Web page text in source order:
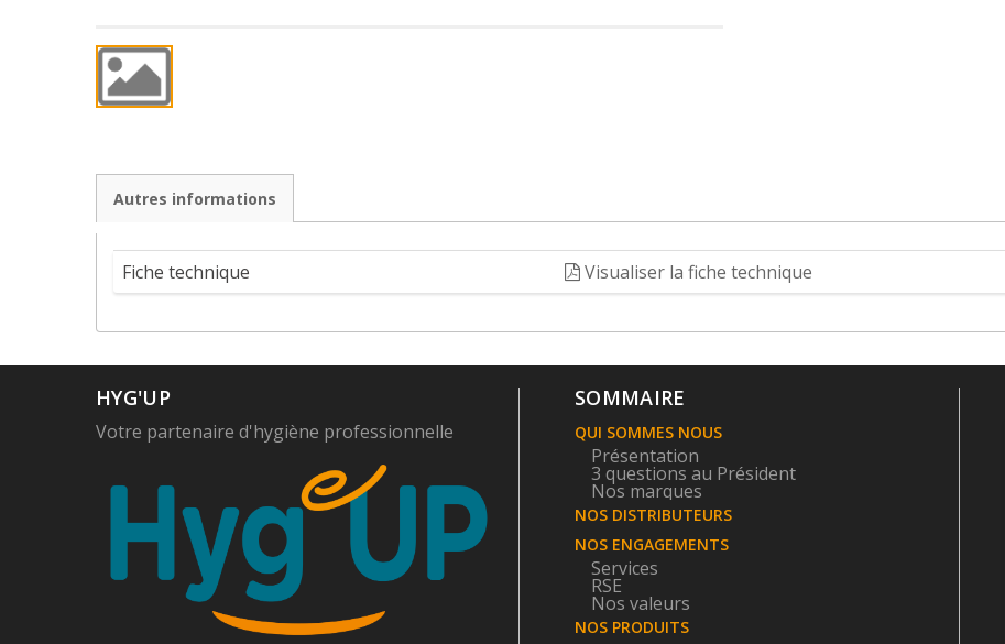
Autres informations
Fiche technique Visualiser la fiche technique
HYG'UP
Votre partenaire d'hygiène professionnelle
SOMMAIRE
QUI SOMMES NOUS
Présentation
3 questions au Président
Nos marques
NOS DISTRIBUTEURS
NOS ENGAGEMENTS
Services
RSE
Nos valeurs
NOS PRODUITS